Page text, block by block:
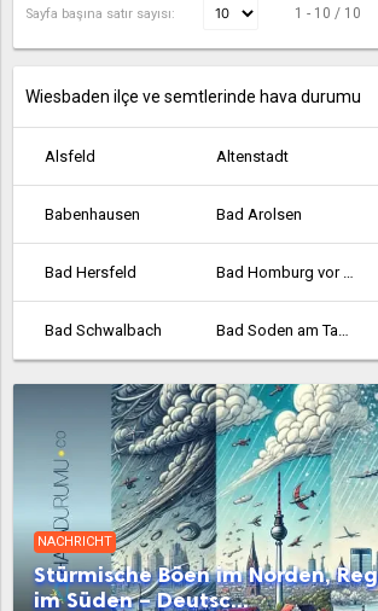
Sayfa başına satır sayısı: 1 - 10 / 10
Wiesbaden ilçe ve semtlerinde hava durumu
Alsfeld Altenstadt
Babenhausen Bad Arolsen
Bad Hersfeld Bad Homburg vor der Höhe
Bad Schwalbach Bad Soden am Taunus
Bad Vilbel Bad Wildungen
Bebra Bensheim
Bischofsheim Bockenheim
Bornheim Braunfels
NACHRICHT
Stürmische Böen im Norden,
im Süden – Deutsc...